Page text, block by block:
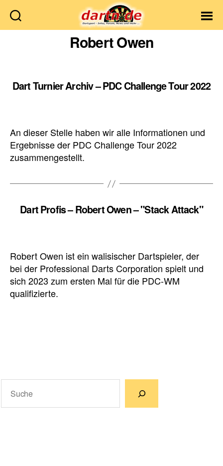
Dartn.de
Robert Owen
Dart Turnier Archiv – PDC Challenge Tour 2022
An dieser Stelle haben wir alle Informationen und
Ergebnisse der PDC Challenge Tour 2022
zusammengestellt.
Dart Profis – Robert Owen – "Stack Attack"
Robert Owen ist ein walisischer Dartspieler, der
bei der Professional Darts Corporation spielt und
sich 2023 zum ersten Mal für die PDC-WM
qualifizierte.